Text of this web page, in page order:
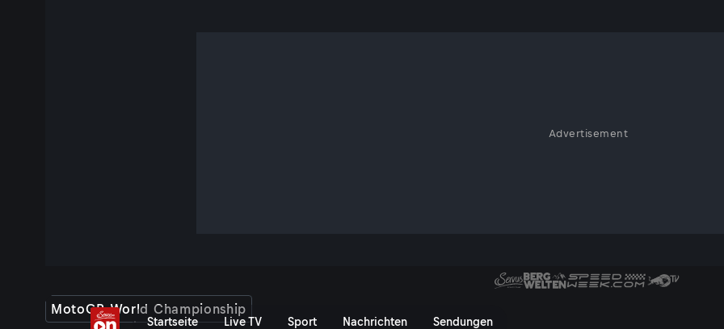
Advertisement
Startseite Live TV Sport Nachrichten Sendungen
MotoGP World Championship